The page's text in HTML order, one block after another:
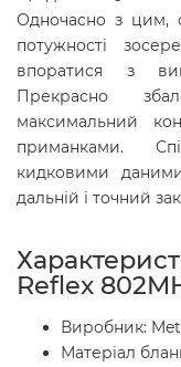
Одночасно з цим,
потужності
впоратися з
Прекрасно
максимальний
приманками.
кидковими
дальній і точний
Reflex
Виробник:
Матеріал